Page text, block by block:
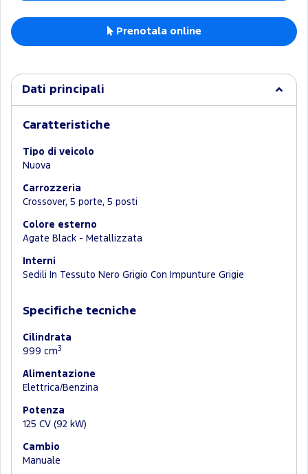
Prenotala online
Dati principali
Caratteristiche
Tipo di veicolo
Nuova
Carrozzeria
Crossover, 5 porte, 5 posti
Colore esterno
Agate Black - Metallizzata
Interni
Sedili In Tessuto Nero Grigio Con Impunture Grigie
Specifiche tecniche
Cilindrata
999 cm3
Alimentazione
Elettrica/Benzina
Potenza
125 CV (92 kW)
Cambio
Manuale